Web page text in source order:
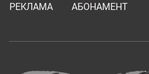
РЕКЛАМА
АБОНАМЕНТ